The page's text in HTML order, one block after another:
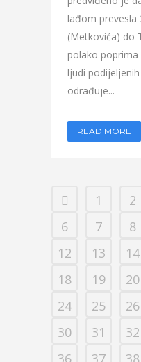
lađom prevesla
(Metkovića) do
polako
ljudi
odrađuje...
READ MORE
1 2
6
7 8
12
13 14
18
19 20
24
25 26
30
31 32
36
37 38